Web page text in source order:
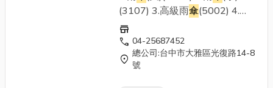
(3107) 3.高級雨傘(5002) 4.高
級雨
爾夫球傘
store
call 04-25687452
location_on 總公司:台中市大雅區光復路14-8
號